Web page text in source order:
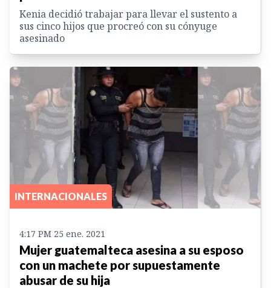
Kenia decidió trabajar para llevar el sustento a
sus cinco hijos que procreó con su cónyuge
asesinado
INTERNACIONALES
4:17 PM 25 ene. 2021
Mujer guatemalteca asesina a su esposo
con un machete por supuestamente
abusar de su hija